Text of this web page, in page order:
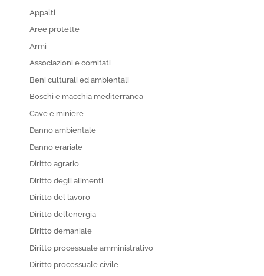
Appalti
Aree protette
Armi
Associazioni e comitati
Beni culturali ed ambientali
Boschi e macchia mediterranea
Cave e miniere
Danno ambientale
Danno erariale
Diritto agrario
Diritto degli alimenti
Diritto del lavoro
Diritto dell’energia
Diritto demaniale
Diritto processuale amministrativo
Diritto processuale civile